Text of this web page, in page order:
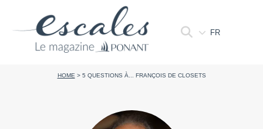
FR
HOME > 5 QUESTIONS À... FRANÇOIS DE CLOSETS